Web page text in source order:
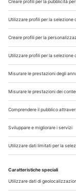
Chi Siamo
Contatti
Note Legali
Privacy